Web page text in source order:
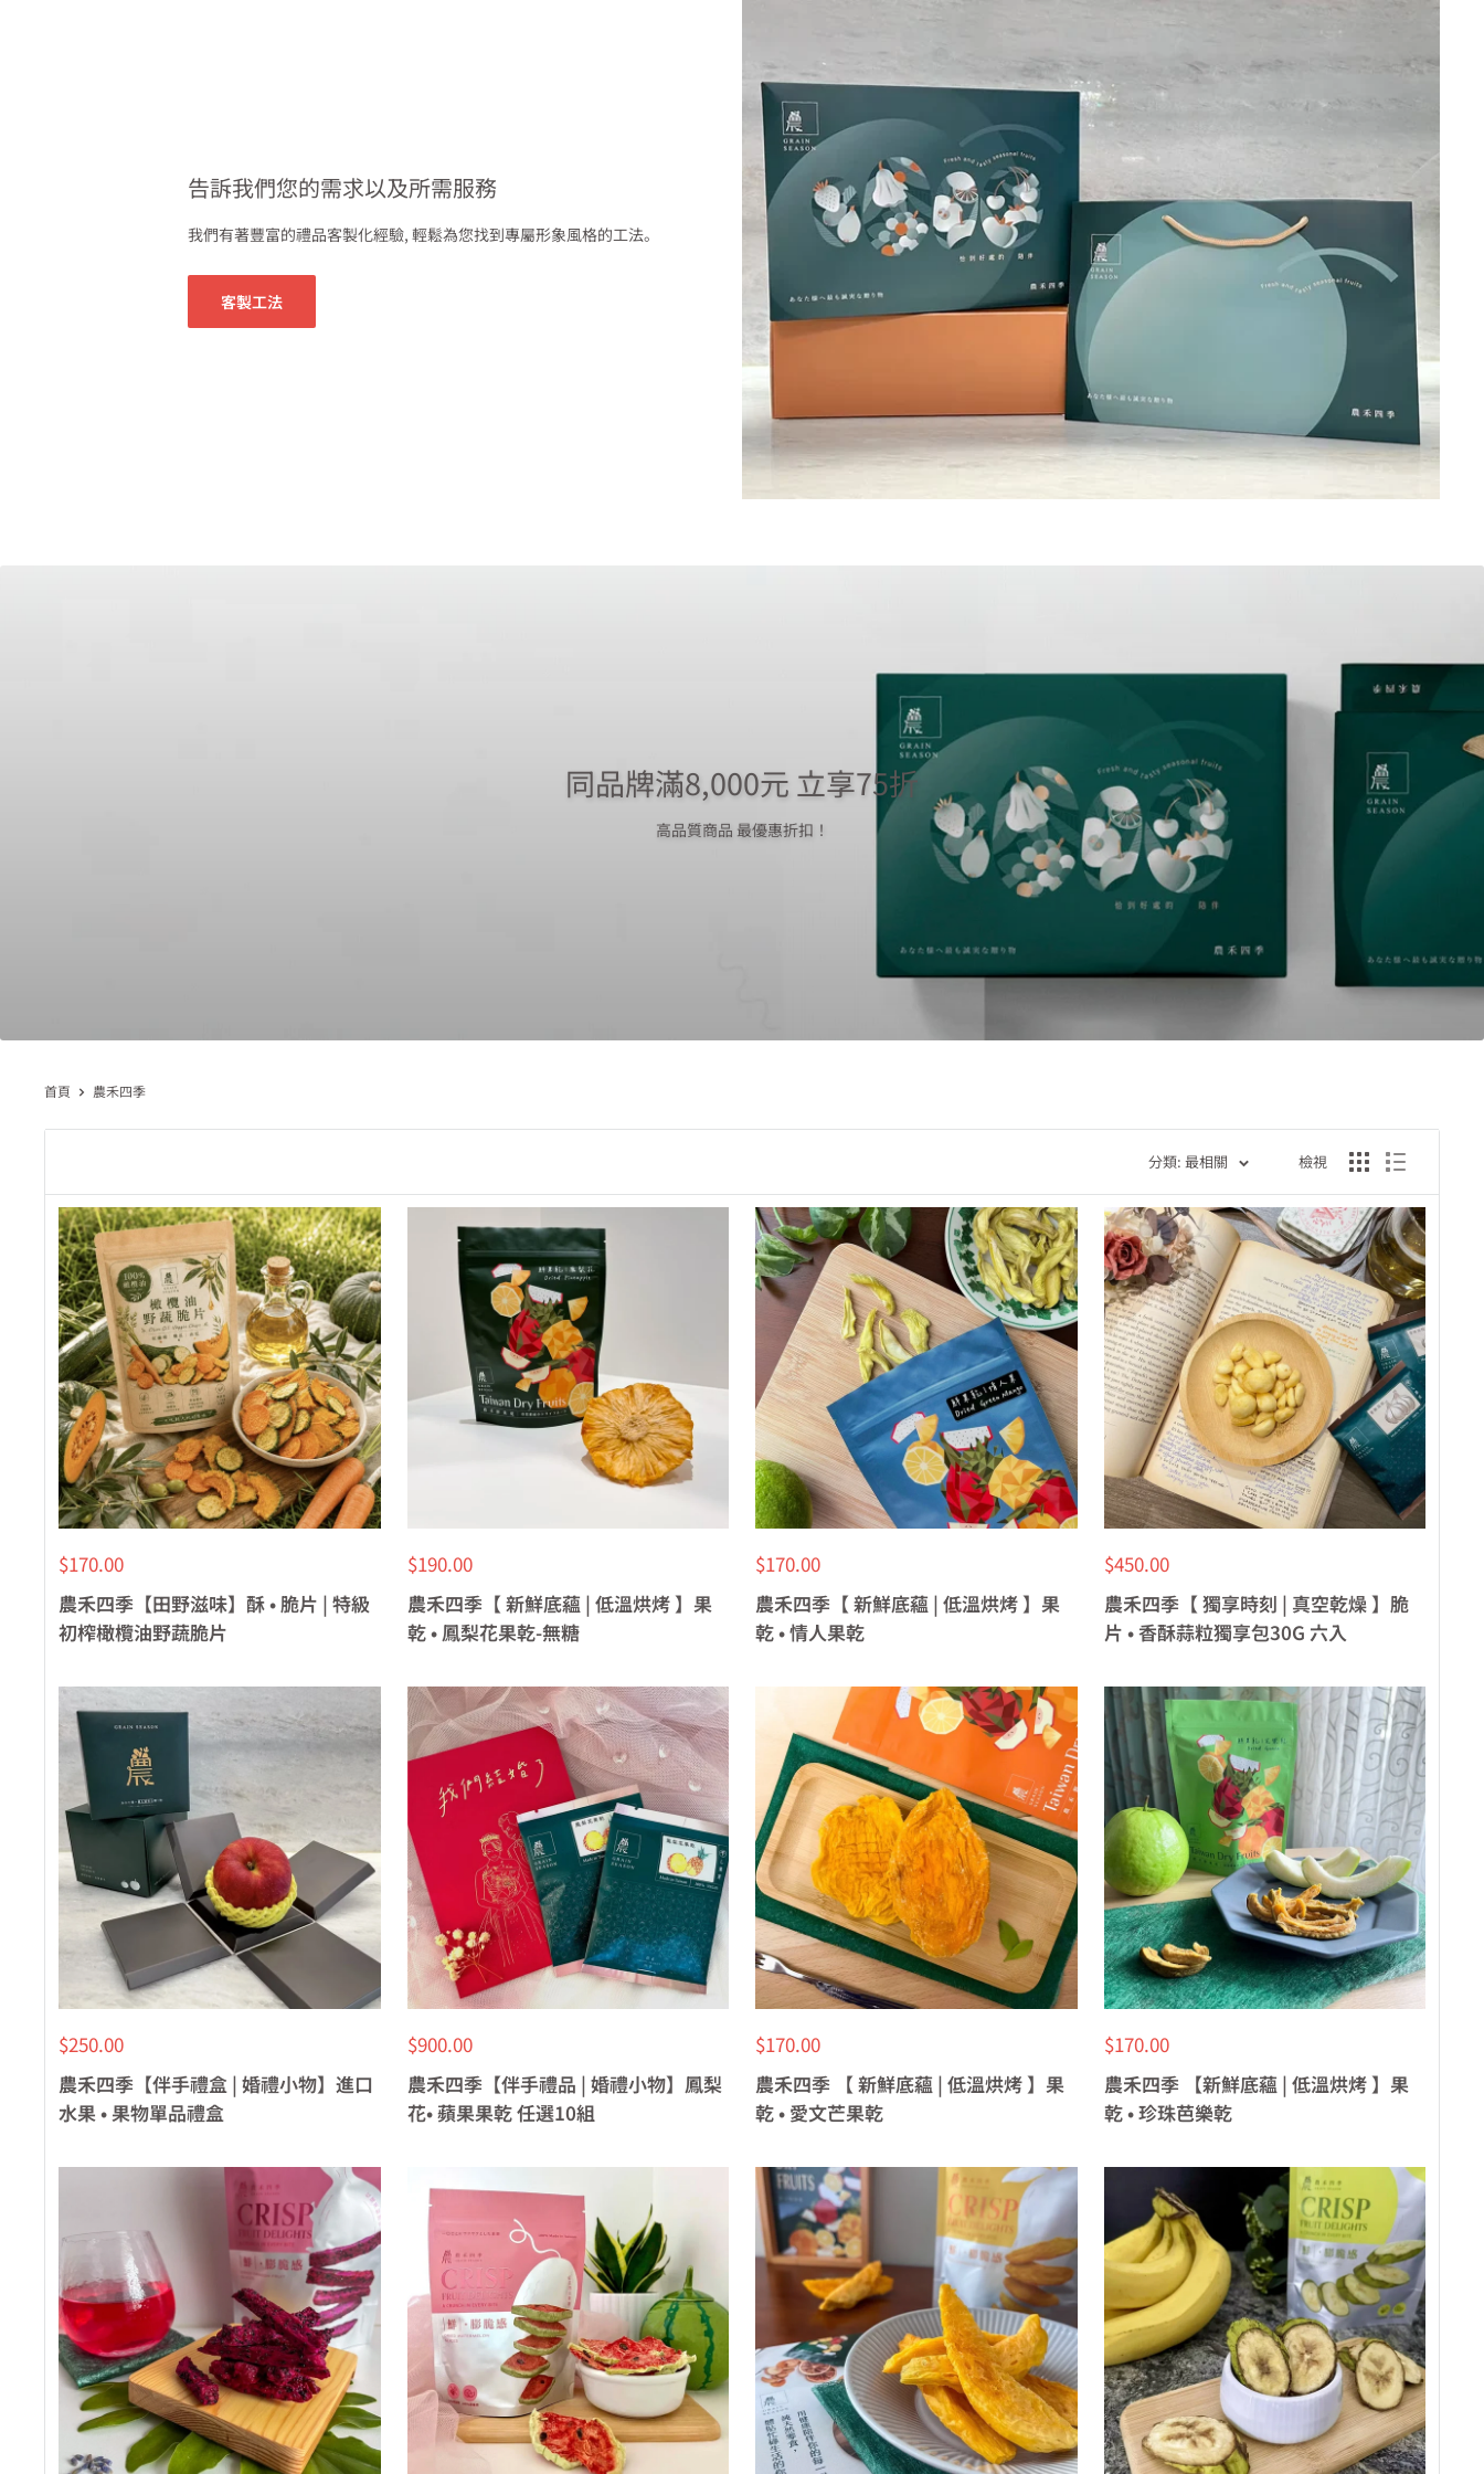
告訴我們您的需求以及所需服務
我們有著豐富的禮品客製化經驗, 輕鬆為您找到專屬形象風格的工法。
客製工法
同品牌滿8,000元 立享75折
高品質商品 最優惠折扣！
首頁 農禾四季
分類: 最相關 檢視
特
價
$170.00
農禾四季【田野滋味】酥 • 脆片 | 特級
初榨橄欖油野蔬脆片
特
價
$190.00
農禾四季【 新鮮底蘊 | 低溫烘烤 】果
乾 • 鳳梨花果乾-無糖
特
價
$170.00
農禾四季【 新鮮底蘊 | 低溫烘烤 】果
乾 • 情人果乾
特
價
$450.00
農禾四季【 獨享時刻 | 真空乾燥 】脆
片 • 香酥蒜粒獨享包30G 六入
特
價
$250.00
農禾四季【伴手禮盒 | 婚禮小物】進口
水果 • 果物單品禮盒
特
價
$900.00
農禾四季【伴手禮品 | 婚禮小物】鳳梨
花• 蘋果果乾 任選10組
特
價
$170.00
農禾四季 【 新鮮底蘊 | 低溫烘烤 】果
乾 • 愛文芒果乾
特
價
$170.00
農禾四季 【新鮮底蘊 | 低溫烘烤 】果
乾 • 珍珠芭樂乾